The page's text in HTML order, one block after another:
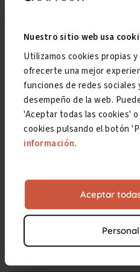
Nuestro sitio web usa
Utilizamos cookies propias
ofrecerte una mejor
funciones de redes sociales
desempeño de la web.
'Aceptar todas las cookies'
cookies pulsando el botón
información.
Aceptar